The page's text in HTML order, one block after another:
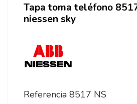
Tapa toma teléfono
niessen sky
Referencia 8517 NS